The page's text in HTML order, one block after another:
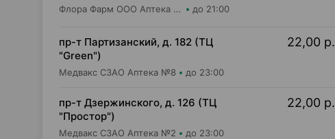
Флора Фарм ООО Аптека №20 до 21:00
пр-т Партизанский, д. 182 (ТЦ
"Green")
Медвакс СЗАО Аптека №8 до 23:00
22,00 р.
пр-т Дзержинского, д. 126 (ТЦ
"Простор")
Медвакс СЗАО Аптека №2 до 23:00
22,00 р.